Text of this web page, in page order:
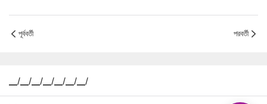
পূর্ববর্তী পরবর্তী
▁/▁/▁/▁/▁/▁/▁/